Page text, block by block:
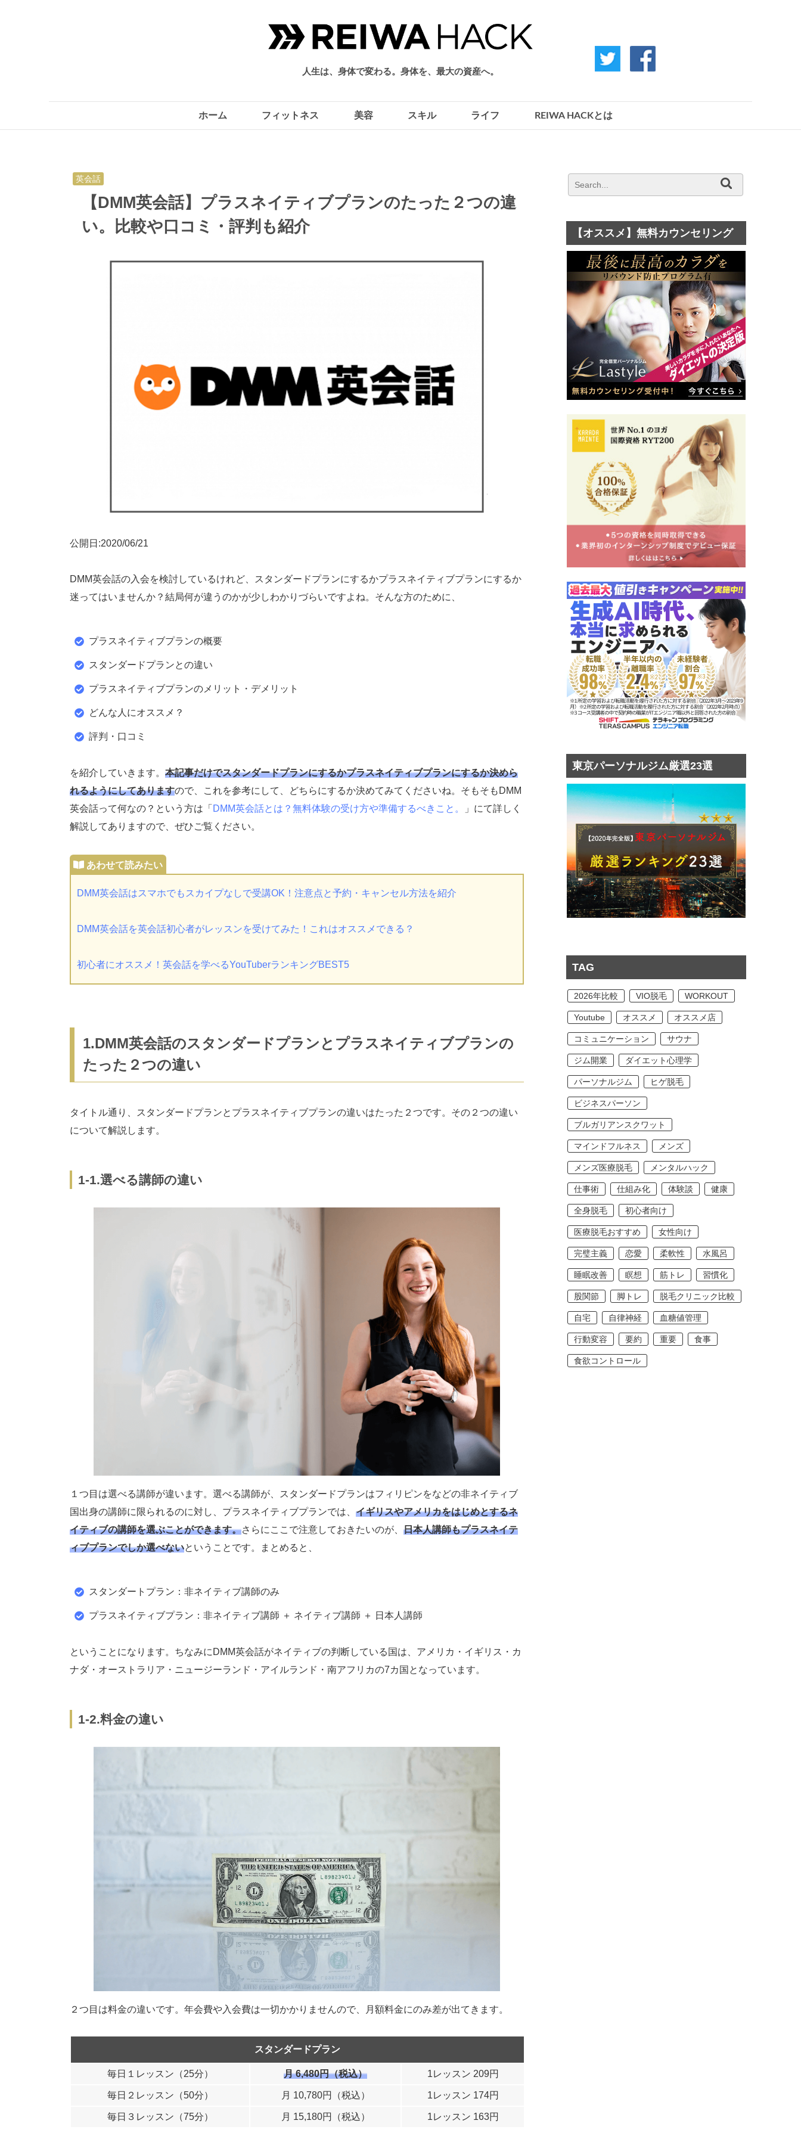
人生は、身体で変わる。身体を、最大の資産へ。
ホーム フィットネス 美容 スキル ライフ REIWA HACKとは
英会話
【DMM英会話】プラスネイティブプランのたった２つの違
い。比較や口コミ・評判も紹介
公開日:2020/06/21
DMM英会話の入会を検討しているけれど、スタンダードプランにするかプラスネイティブプランにするか
迷ってはいませんか？結局何が違うのかが少しわかりづらいですよね。そんな方のために、
プラスネイティブプランの概要
スタンダードプランとの違い
プラスネイティブプランのメリット・デメリット
どんな人にオススメ？
評判・口コミ
を紹介していきます。 本記事だけでスタンダードプランにするかプラスネイティブプランにするか決めら
れるようにしてありますので、これを参考にして、どちらにするか決めてみてくださいね。そもそもDMM
英会話って何なの？という方は「 DMM英会話とは？無料体験の受け方や準備するべきこと。
」にて詳しく
解説してありますので、ぜひご覧ください。
DMM英会話はスマホでもスカイプなしで受講OK！注意点と予約・キャンセル方法を紹介
DMM英会話を英会話初心者がレッスンを受けてみた！これはオススメできる？
初心者にオススメ！英会話を学べるYouTuberランキングBEST5
1.DMM英会話のスタンダードプランとプラスネイティブプランの
たった２つの違い
タイトル通り、スタンダードプランとプラスネイティブプランの違いはたった２つです。その２つの違い
について解説します。
1-1.選べる講師の違い
１つ目は選べる講師が違います。選べる講師が、スタンダードプランはフィリピンをなどの非ネイティブ
国出身の講師に限られるのに対し、プラスネイティブプランでは、 イギリスやアメリカをはじめとするネ
イティブの講師を選ぶことができます。さらにここで注意しておきたいのが、 日本人講師もプラスネイテ
ィブプランでしか選べないということです。まとめると、
スタンダートプラン：非ネイティブ講師のみ
プラスネイティブプラン：非ネイティブ講師 ＋ ネイティブ講師 ＋ 日本人講師
ということになります。ちなみにDMM英会話がネイティブの判断している国は、アメリカ・イギリス・カ
ナダ・オーストラリア・ニュージーランド・アイルランド・南アフリカの7カ国となっています。
1-2.料金の違い
２つ目は料金の違いです。年会費や入会費は一切かかりませんので、月額料金にのみ差が出てきます。
スタンダードプラン
毎日１レッスン（25分） 月 6,480円（税込） 1レッスン 209円
毎日２レッスン（50分） 月 10,780円（税込） 1レッスン 174円
毎日３レッスン（75分） 月 15,180円（税込） 1レッスン 163円
【オススメ】無料カウンセリング
東京パーソナルジム厳選23選
TAG
2026年比較 VIO脱毛 WORKOUT
Youtube オススメ オススメ店
コミュニケーション サウナ
ジム開業 ダイエット心理学
パーソナルジム ヒゲ脱毛
ビジネスパーソン
ブルガリアンスクワット
マインドフルネス メンズ
メンズ医療脱毛 メンタルハック
仕事術 仕組み化 体験談 健康
全身脱毛 初心者向け
医療脱毛おすすめ 女性向け
完璧主義 恋愛 柔軟性 水風呂
睡眠改善 瞑想 筋トレ 習慣化
股関節 脚トレ 脱毛クリニック比較
自宅 自律神経 血糖値管理
行動変容 要約 重要 食事
食欲コントロール